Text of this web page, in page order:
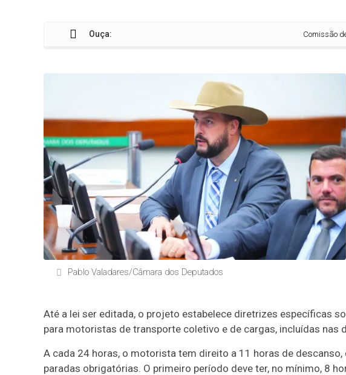
Ouça: Comissão de
Pablo Valadares/Câmara dos Deputados
Até a lei ser editada, o projeto estabelece diretrizes específicas
para motoristas de transporte coletivo e de cargas, incluídas
A cada 24 horas, o motorista tem direito a 11 horas de
paradas obrigatórias. O primeiro período deve ter, no mínimo, 8